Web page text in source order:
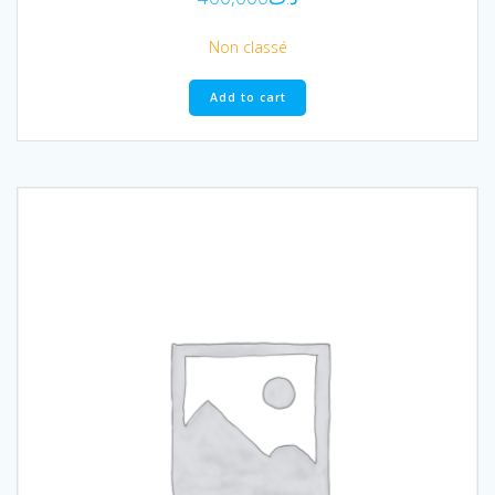
Non classé
Add to cart